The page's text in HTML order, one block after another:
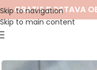
Skip to navigation
Skip to main content
GRATIS DOSTAVA